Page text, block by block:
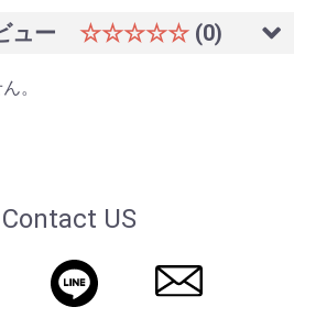
ュー ☆☆☆☆☆ (0)
。
Contact US